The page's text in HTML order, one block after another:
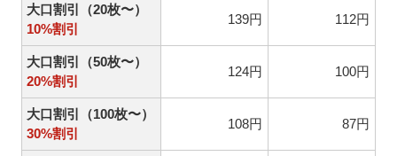
大口割引（20枚〜）
10%割引
139円 112円
大口割引（50枚〜）
20%割引
124円 100円
大口割引（100枚〜）
30%割引
108円 87円